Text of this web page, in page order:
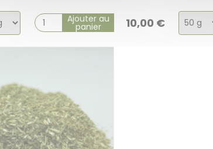
Ajouter au
panier 10,00 €
Choix
de